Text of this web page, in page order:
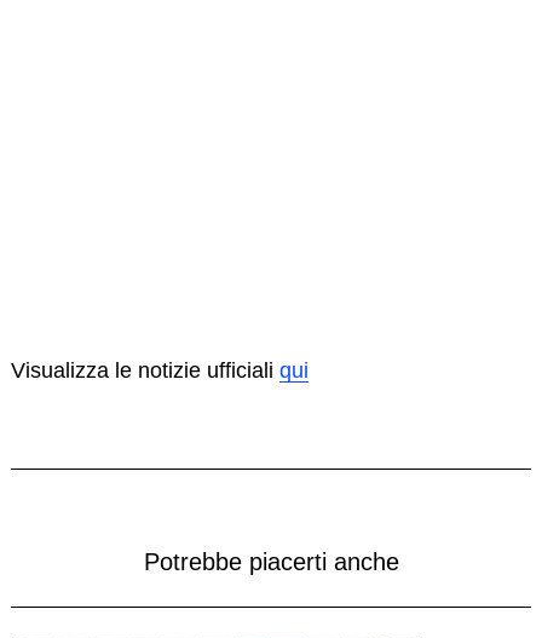
Visualizza le notizie ufficiali qui
Potrebbe piacerti anche